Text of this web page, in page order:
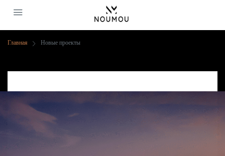
Главная Новые проекты